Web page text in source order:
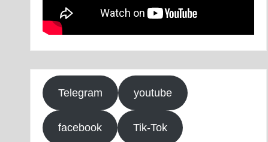
Telegram youtube
facebook Tik-Tok